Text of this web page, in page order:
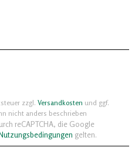
zzgl. Versandkosten und ggf.
nicht anders beschrieben
reCAPTCHA, die Google
gelten.